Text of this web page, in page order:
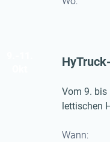
Vom 9. bis
lettischen
Wann: